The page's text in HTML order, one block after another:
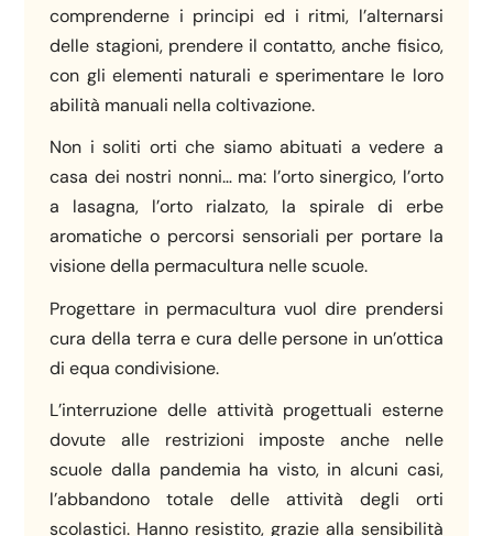
comprenderne i principi ed i ritmi, l’alternarsi
delle stagioni, prendere il contatto, anche fisico,
con gli elementi naturali e sperimentare le loro
abilità manuali nella coltivazione.
Non i soliti orti che siamo abituati a vedere a
casa dei nostri nonni… ma: l’orto sinergico, l’orto
a lasagna, l’orto rialzato, la spirale di erbe
aromatiche o percorsi sensoriali per portare la
visione della permacultura nelle scuole.
Progettare in permacultura vuol dire prendersi
cura della terra e cura delle persone in un’ottica
di equa condivisione.
L’interruzione delle attività progettuali esterne
dovute alle restrizioni imposte anche nelle
scuole dalla pandemia ha visto, in alcuni casi,
l’abbandono totale delle attività degli orti
scolastici. Hanno resistito, grazie alla sensibilità